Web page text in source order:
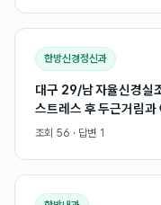
한방신경정신과
대구 29/남 자율신경실
스트레스 후 두근거림
조회 56 · 답변 1